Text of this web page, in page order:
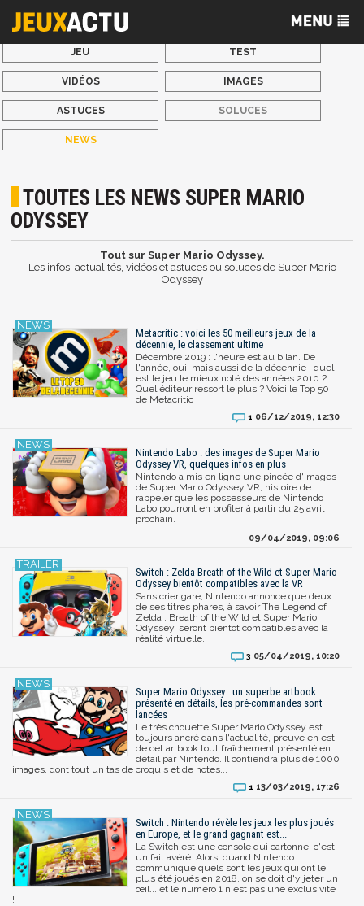
JEU TEST
VIDÉOS IMAGES
ASTUCES SOLUCES
NEWS
TOUTES LES NEWS SUPER MARIO
ODYSSEY
Tout sur Super Mario Odyssey.
Les infos, actualités, vidéos et astuces ou soluces de Super Mario
Odyssey
Metacritic : voici les 50 meilleurs jeux de la
décennie, le classement ultime
Décembre 2019 : l'heure est au bilan. De
l'année, oui, mais aussi de la décennie : quel
est le jeu le mieux noté des années 2010 ?
Quel éditeur ressort le plus ? Voici le Top 50
de Metacritic !
1 06/12/2019, 12:30
Nintendo Labo : des images de Super Mario
Odyssey VR, quelques infos en plus
Nintendo a mis en ligne une pincée d'images
de Super Mario Odyssey VR, histoire de
rappeler que les possesseurs de Nintendo
Labo pourront en profiter à partir du 25 avril
prochain.
09/04/2019, 09:06
Switch : Zelda Breath of the Wild et Super Mario
Odyssey bientôt compatibles avec la VR
Sans crier gare, Nintendo annonce que deux
de ses titres phares, à savoir The Legend of
Zelda : Breath of the Wild et Super Mario
Odyssey, seront bientôt compatibles avec la
réalité virtuelle.
3 05/04/2019, 10:20
Super Mario Odyssey : un superbe artbook
présenté en détails, les pré-commandes sont
lancées
Le très chouette Super Mario Odyssey est
toujours ancré dans l'actualité, preuve en est
de cet artbook tout fraîchement présenté en
détail par Nintendo. Il contiendra plus de 1000
images, dont tout un tas de croquis et de notes...
1 13/03/2019, 17:26
Switch : Nintendo révèle les jeux les plus joués
en Europe, et le grand gagnant est...
La Switch est une console qui cartonne, c'est
un fait avéré. Alors, quand Nintendo
communique quels sont les jeux qui ont le
plus été joués en 2018, on se doit d'y jeter un
œil... et le numéro 1 n'est pas une exclusivité
!